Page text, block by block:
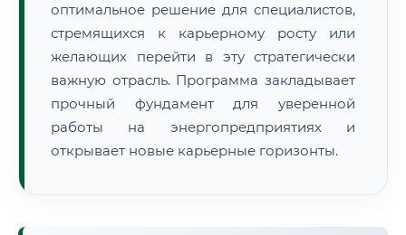
оптимальное решение для специалистов,
стремящихся к карьерному росту или
желающих перейти в эту стратегически
важную отрасль. Программа закладывает
прочный фундамент для уверенной
работы на энергопредприятиях и
открывает новые карьерные горизонты.